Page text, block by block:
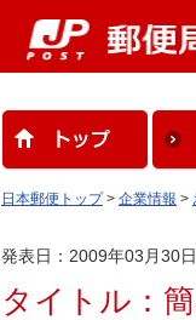
日本郵便トップ> 企業情報 >
発表日：2009年03月30日
タイトル：